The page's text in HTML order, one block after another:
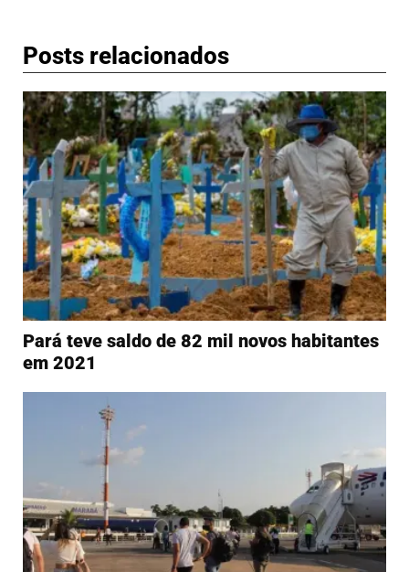
Posts relacionados
Pará teve saldo de 82 mil novos habitantes
em 2021